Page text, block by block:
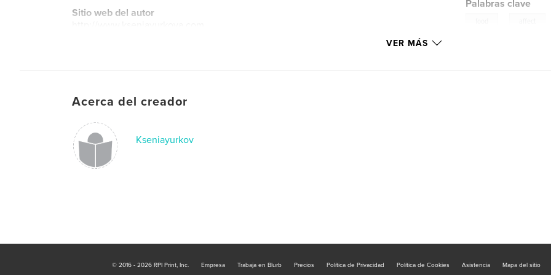
Sitio web del autor
Palabras clave
VER MÁS
Acerca del creador
Kseniayurkov
© 2016 - 2026 RPI Print, Inc. Empresa Trabaja en Blurb Precios Política de Privacidad Política de Cookies Asistencia Mapa del sitio